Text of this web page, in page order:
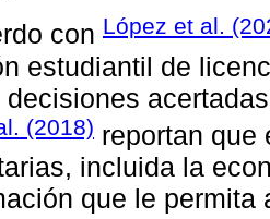
con López et al.
estudiantil de
decisiones
(2018) reportan que
incluida la
que le